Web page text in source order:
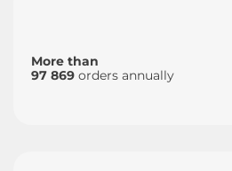
More than
97 869 orders annually